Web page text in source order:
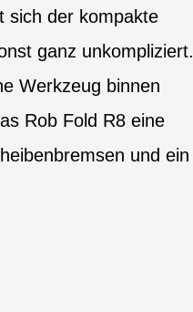
sich der kompakte
ganz unkompliziert.
Werkzeug binnen
Rob Fold R8 eine
und ein